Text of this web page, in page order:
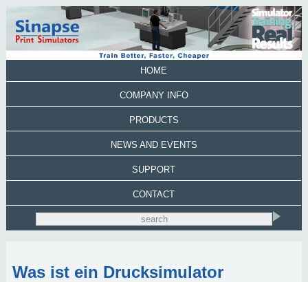
HOME
COMPANY INFO
PRODUCTS
NEWS AND EVENTS
SUPPORT
CONTACT
Was ist ein Drucksimulator